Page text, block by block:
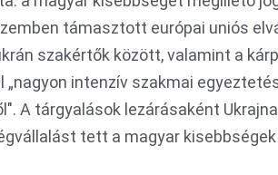
támasztott európai uniós
szakértők között, valamint a
„nagyon intenzív szakmai
A tárgyalások lezárásaként
tett a magyar